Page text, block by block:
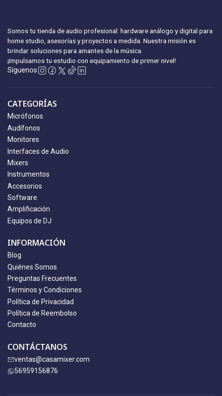
Somos tu tienda de audio profesional: hardware análogo y digital para
home studio, asesorías y proyectos a medida. Nuestra misión es
brindar soluciones para amantes de la música.
¡Impulsamos tu estudio con equipamiento de primer nivel!
Síguenos
CATEGORÍAS
Micrófonos
Audífonos
Monitores
Interfaces de Audio
Mixers
Instrumentos
Accesorios
Software
Amplificación
Equipos de DJ
INFORMACIÓN
Blog
Quiénes Somos
Preguntas Frecuentes
Términos y Condiciones
Política de Privacidad
Política de Reembolso
Contacto
CONTÁCTANOS
ventas@casamixer.com
56959156876